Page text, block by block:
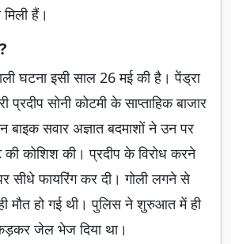
हैं।
घटना इसी साल 26 मई की है। पेंड्रा
प्रदीप सोनी कोटमी के साप्ताहिक बाजार
बाइक सवार अज्ञात बदमाशों ने उन पर
की कोशिश की। प्रदीप के विरोध करने
सीधे फायरिंग कर दी। गोली लगने से
ही मौत हो गई थी। पुलिस ने शुरुआत में ही
जेल भेज दिया था।